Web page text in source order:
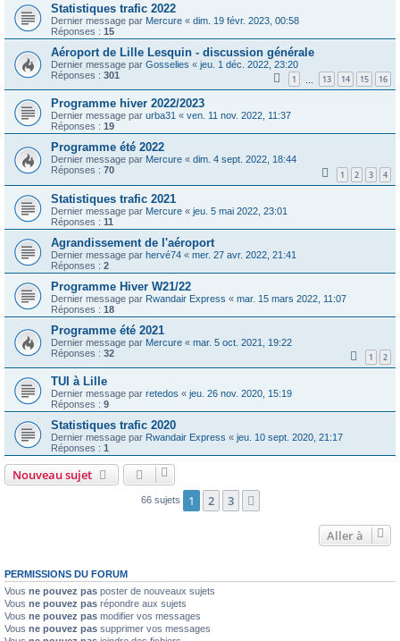
Statistiques trafic 2022
Dernier message par Mercure « dim. 19 févr. 2023, 00:58
Réponses : 15
Aéroport de Lille Lesquin - discussion générale
Dernier message par Gosselies « jeu. 1 déc. 2022, 23:20
Réponses : 301 1 13 14 15 16
Programme hiver 2022/2023
Dernier message par urba31 « ven. 11 nov. 2022, 11:37
Réponses : 19
Programme été 2022
Dernier message par Mercure « dim. 4 sept. 2022, 18:44
Réponses : 70 1 2 3 4
Statistiques trafic 2021
Dernier message par Mercure « jeu. 5 mai 2022, 23:01
Réponses : 11
Agrandissement de l'aéroport
Dernier message par hervé74 « mer. 27 avr. 2022, 21:41
Réponses : 2
Programme Hiver W21/22
Dernier message par Rwandair Express « mar. 15 mars 2022, 11:07
Réponses : 18
Programme été 2021
Dernier message par Mercure « mar. 5 oct. 2021, 19:22
Réponses : 32 1 2
TUI à Lille
Dernier message par retedos « jeu. 26 nov. 2020, 15:19
Réponses : 9
Statistiques trafic 2020
Dernier message par Rwandair Express « jeu. 10 sept. 2020, 21:17
Réponses : 1
Nouveau sujet
66 sujets 1 2 3
Aller à
PERMISSIONS DU FORUM
Vous ne pouvez pas poster de nouveaux sujets
Vous ne pouvez pas répondre aux sujets
Vous ne pouvez pas modifier vos messages
Vous ne pouvez pas supprimer vos messages